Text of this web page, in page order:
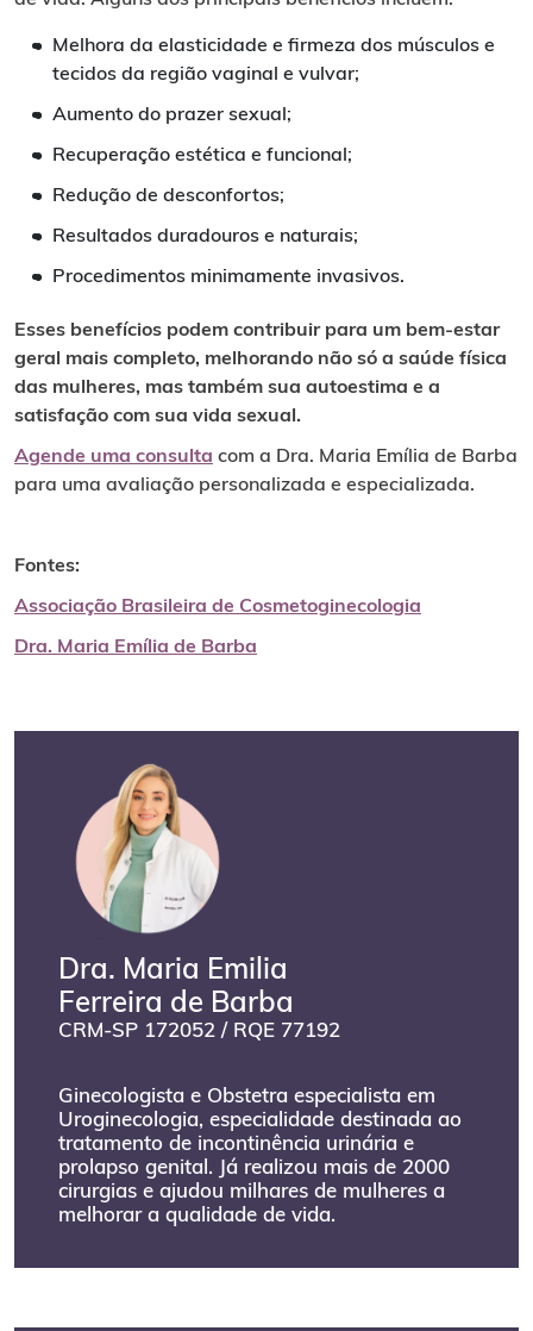
Melhora da elasticidade e firmeza dos músculos e
tecidos da região vaginal e vulvar;
Aumento do prazer sexual;
Recuperação estética e funcional;
Redução de desconfortos;
Resultados duradouros e naturais;
Procedimentos minimamente invasivos.
Esses benefícios podem contribuir para um bem-estar
geral mais completo, melhorando não só a saúde física
das mulheres, mas também sua autoestima e a
satisfação com sua vida sexual.
Agende uma consulta com a Dra. Maria Emília de Barba
para uma avaliação personalizada e especializada.
Fontes:
Associação Brasileira de Cosmetoginecologia
Dra. Maria Emília de Barba
Dra. Maria Emilia
Ferreira de Barba
CRM-SP 172052 / RQE 77192
Ginecologista e Obstetra especialista em
Uroginecologia, especialidade destinada ao
tratamento de incontinência urinária e
prolapso genital. Já realizou mais de 2000
cirurgias e ajudou milhares de mulheres a
melhorar a qualidade de vida.